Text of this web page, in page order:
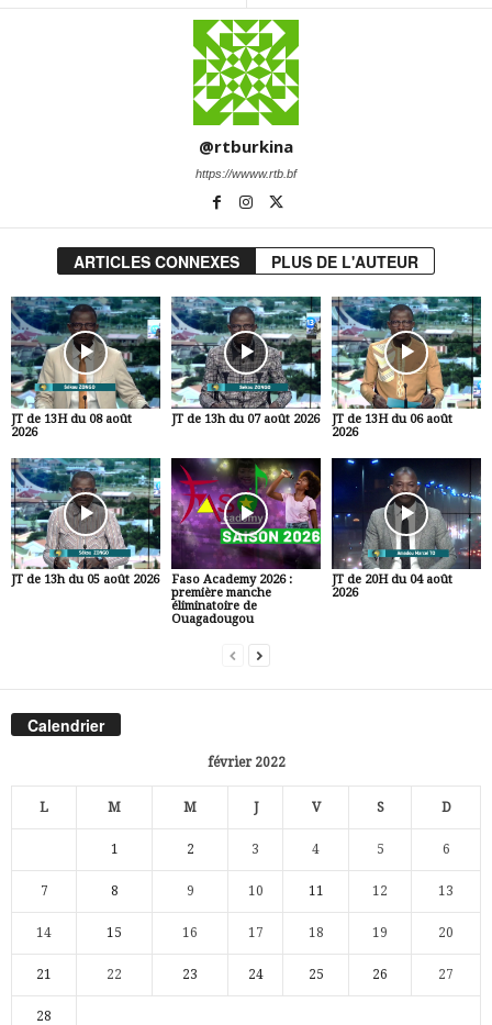
@rtburkina
https://wwww.rtb.bf
ARTICLES CONNEXES PLUS DE L'AUTEUR
JT de 13H du 08 août
2026
JT de 13h du 07 août 2026
JT de 13H du 06 août
2026
JT de 13h du 05 août 2026
Faso Academy 2026 :
première manche
éliminatoire de
Ouagadougou
JT de 20H du 04 août
2026
Calendrier
février 2022
L M M J V S D
1 2 3 4 5 6
7 8 9 10 11 12 13
14 15 16 17 18 19 20
21 22 23 24 25 26 27
28